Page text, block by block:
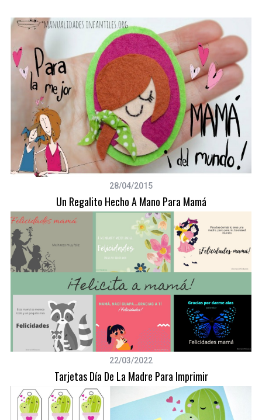
28/04/2015
Un Regalito Hecho A Mano Para Mamá
22/03/2022
Tarjetas Día De La Madre Para Imprimir